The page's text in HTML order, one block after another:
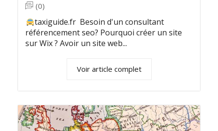
(0)
taxiguide.fr Besoin d'un consultant
référencement seo? Pourquoi créer un site
sur Wix ? Avoir un site web...
Voir article complet